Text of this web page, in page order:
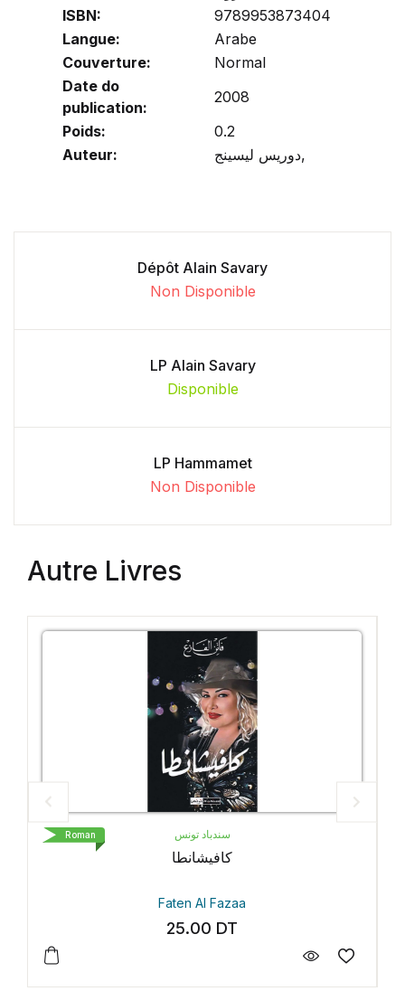
ISBN:
9789953873404
Langue:
Arabe
Couverture:
Normal
Date do
publication:
2008
Poids:
0.2
Auteur:
دوريس ليسينج,
Dépôt Alain Savary
Non Disponible
LP Alain Savary
Disponible
LP Hammamet
Non Disponible
Autre Livres
سندباد تونس
كافيشانطا
Faten Al Fazaa